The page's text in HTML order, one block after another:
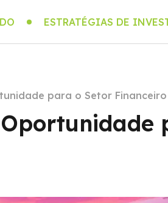
ESTRATÉGIAS DE
para o Setor Financeiro